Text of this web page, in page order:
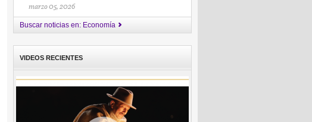
marzo 05, 2026
Buscar noticias en: Economía
VIDEOS RECIENTES